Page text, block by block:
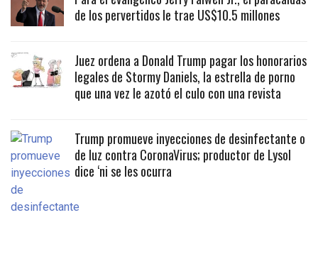
de los pervertidos le trae US$10.5 millones
Juez ordena a Donald Trump pagar los honorarios
legales de Stormy Daniels, la estrella de porno
que una vez le azotó el culo con una revista
Trump promueve inyecciones de desinfectante o
de luz contra CoronaVirus; productor de Lysol
dice ‘ni se les ocurra